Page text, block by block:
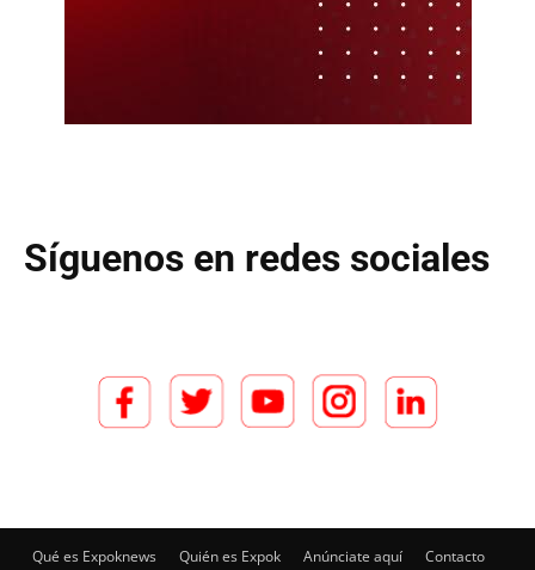
Síguenos en redes sociales
Qué es Expoknews Quién es Expok Anúnciate aquí Contacto